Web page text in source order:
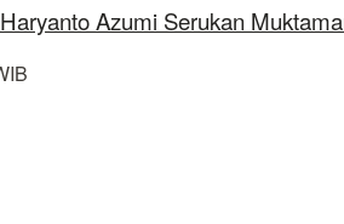
Azumi Serukan